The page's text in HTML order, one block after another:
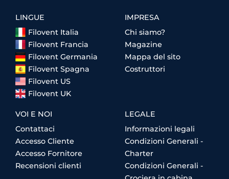
LINGUE
Filovent Italia
Filovent Francia
Filovent Germania
Filovent Spagna
Filovent US
Filovent UK
IMPRESA
Chi siamo?
Magazine
Mappa del sito
Costruttori
VOI E NOI
Contattaci
Accesso Cliente
Accesso Fornitore
Recensioni clienti
LEGALE
Informazioni legali
Condizioni Generali -
Charter
Condizioni Generali -